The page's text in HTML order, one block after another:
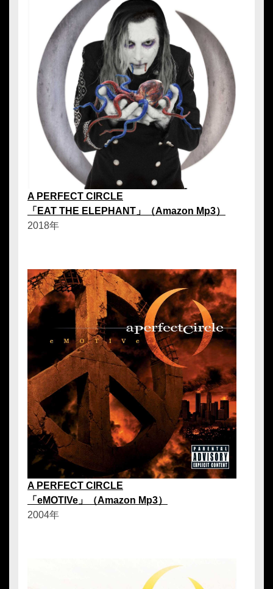
A PERFECT CIRCLE
「EAT THE ELEPHANT」（Amazon Mp3）
2018年
A PERFECT CIRCLE
「eMOTIVe」（Amazon Mp3）
2004年